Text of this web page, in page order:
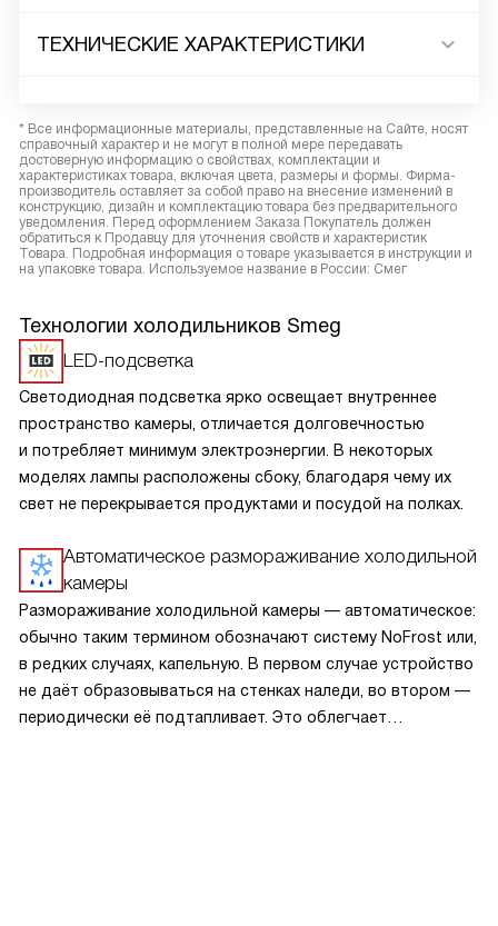
ТЕХНИЧЕСКИЕ ХАРАКТЕРИСТИКИ
* Все информационные материалы, представленные на Сайте, носят
справочный характер и не могут в полной мере передавать
достоверную информацию о свойствах, комплектации и
характеристиках товара, включая цвета, размеры и формы. Фирма-
производитель оставляет за собой право на внесение изменений в
конструкцию, дизайн и комплектацию товара без предварительного
уведомления. Перед оформлением Заказа Покупатель должен
обратиться к Продавцу для уточнения свойств и характеристик
Товара. Подробная информация о товаре указывается в инструкции и
на упаковке товара. Используемое название в России: Смег
Технологии холодильников Smeg
LED-подсветка
Светодиодная подсветка ярко освещает внутреннее
пространство камеры, отличается долговечностью
и потребляет минимум электроэнергии. В некоторых
моделях лампы расположены сбоку, благодаря чему их
свет не перекрывается продуктами и посудой на полках.
Автоматическое размораживание холодильной
камеры
Размораживание холодильной камеры — автоматическое:
обычно таким термином обозначают систему NoFrost или,
в редких случаях, капельную. В первом случае устройство
не даёт образовываться на стенках наледи, во втором —
периодически её подтапливает. Это облегчает